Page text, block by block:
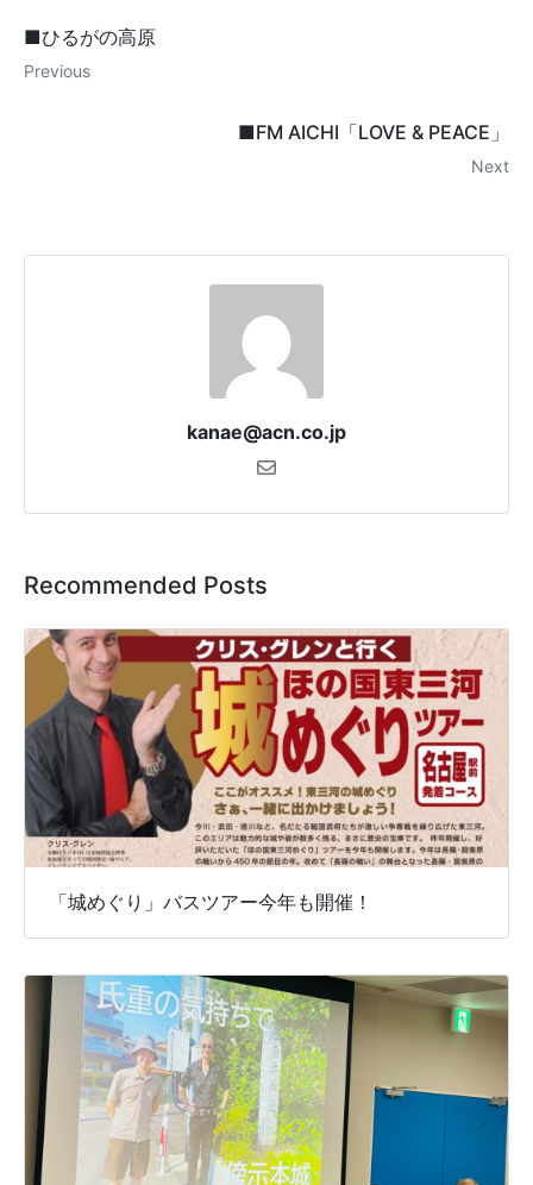
■ひるがの高原
Previous
■FM AICHI「LOVE & PEACE」
Next
kanae@acn.co.jp
Recommended Posts
「城めぐり」バスツアー今年も開催！